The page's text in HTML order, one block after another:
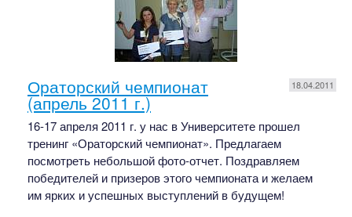
Ораторский чемпионат
(апрель 2011 г.)
18.04.2011
16-17 апреля 2011 г. у нас в Университете прошел
тренинг «Ораторский чемпионат». Предлагаем
посмотреть небольшой фото-отчет. Поздравляем
победителей и призеров этого чемпионата и желаем
им ярких и успешных выступлений в будущем!